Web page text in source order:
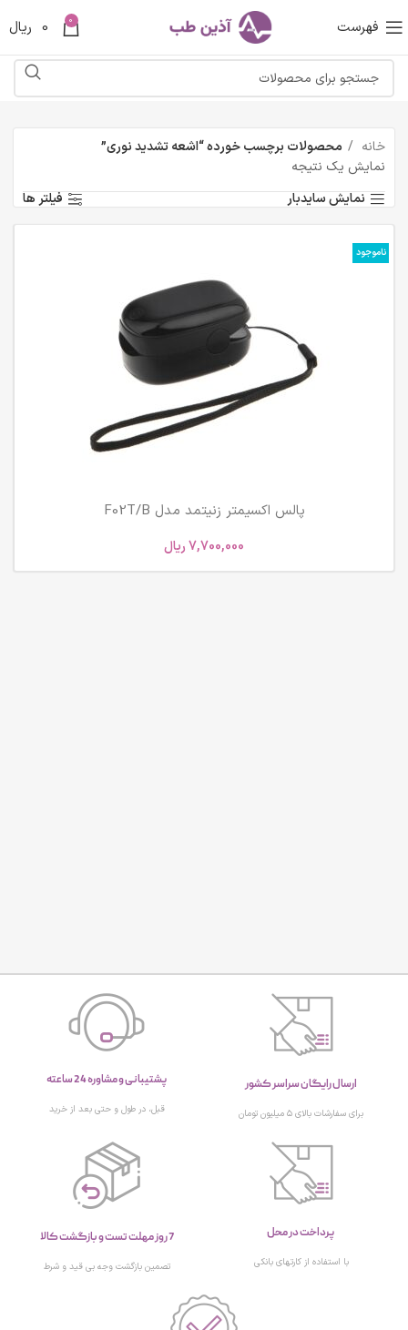
فهرست 0
0 ریال
خانه
محصولات برچسب خورده “اشعه تشدید نوری”
نمایش یک نتیجه
نمایش سایدبار
فیلتر ها
ناموجود
پالس اکسیمتر زنیتمد مدل F02T/B
7,700,000ریال
ارسال رایگان سراسر کشور
برای سفارشات بالای ۵ میلیون تومان
پشتیبانی و مشاوره 24 ساعته
قبل، در طول و حتی بعد از خرید
پرداخت در محل
با استفاده از کارتهای بانکی
7 روز مهلت تست و بازگشت کالا
تصمین بازگشت وجه بی قید و شرط